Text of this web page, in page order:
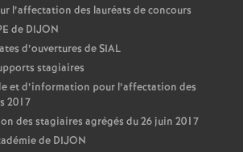
l’affectation des lauréats de concours
de DIJON
d’ouvertures de SIAL
stagiaires
et d’information pour l’affectation des
2017
des stagiaires agrégés du 26 juin 2017
de DIJON